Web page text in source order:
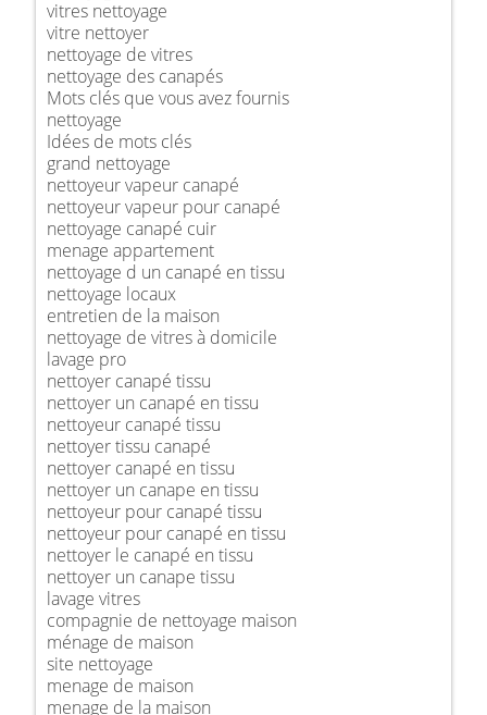
vitres nettoyage
vitre nettoyer
nettoyage de vitres
nettoyage des canapés
Mots clés que vous avez fournis
nettoyage
Idées de mots clés
grand nettoyage
nettoyeur vapeur canapé
nettoyeur vapeur pour canapé
nettoyage canapé cuir
menage appartement
nettoyage d un canapé en tissu
nettoyage locaux
entretien de la maison
nettoyage de vitres à domicile
lavage pro
nettoyer canapé tissu
nettoyer un canapé en tissu
nettoyeur canapé tissu
nettoyer tissu canapé
nettoyer canapé en tissu
nettoyer un canape en tissu
nettoyeur pour canapé tissu
nettoyeur pour canapé en tissu
nettoyer le canapé en tissu
nettoyer un canape tissu
lavage vitres
compagnie de nettoyage maison
ménage de maison
site nettoyage
menage de maison
menage de la maison